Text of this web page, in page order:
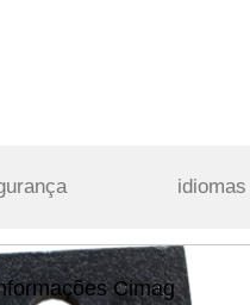
idiomas
Cimag